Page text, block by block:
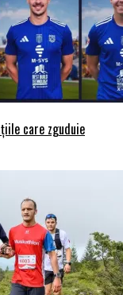
care zguduie